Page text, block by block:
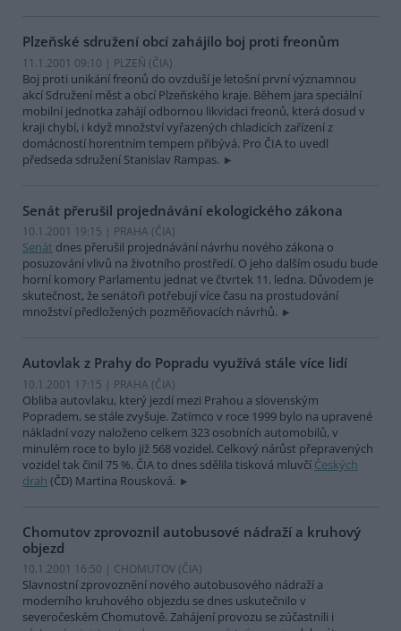
Plzeňské sdružení obcí zahájilo boj proti freonům
11.1.2001 09:10 | PLZEŇ (ČIA)
Boj proti unikání freonů do ovzduší je letošní první významnou
akcí Sdružení měst a obcí Plzeňského kraje. Během jara speciální
mobilní jednotka zahájí odbornou likvidaci freonů, která dosud v
kraji chybí, i když množství vyřazených chladicích zařízení z
domácností horentním tempem přibývá. Pro ČIA to uvedl
předseda sdružení Stanislav Rampas.
Senát přerušil projednávání ekologického zákona
10.1.2001 19:15 | PRAHA (ČIA)
Senát dnes přerušil projednávání návrhu nového zákona o
posuzování vlivů na životního prostředí. O jeho dalším osudu bude
horní komory Parlamentu jednat ve čtvrtek 11. ledna. Důvodem je
skutečnost, že senátoři potřebují více času na prostudování
množství předložených pozměňovacích návrhů.
Autovlak z Prahy do Popradu využívá stále více lidí
10.1.2001 17:15 | PRAHA (ČIA)
Obliba autovlaku, který jezdí mezi Prahou a slovenským
Popradem, se stále zvyšuje. Zatímco v roce 1999 bylo na upravené
nákladní vozy naloženo celkem 323 osobních automobilů, v
minulém roce to bylo již 568 vozidel. Celkový nárůst přepravených
vozidel tak činil 75 %. ČIA to dnes sdělila tisková mluvčí Českých
drah (ČD) Martina Rousková.
Chomutov zprovoznil autobusové nádraží a kruhový
objezd
10.1.2001 16:50 | CHOMUTOV (ČIA)
Slavnostní zprovoznění nového autobusového nádraží a
moderního kruhového objezdu se dnes uskutečnilo v
severočeském Chomutově. Zahájení provozu se zúčastnili i